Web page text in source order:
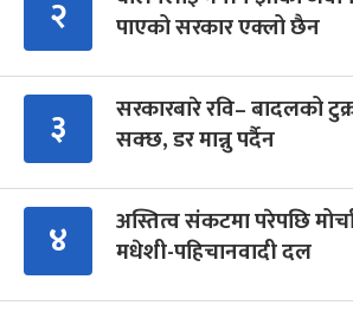
२
पाएको सरकार एक्लो छैन
३
सरकारबारे रवि– बादलको
सक्छ, डर मान्नु पर्दैन
४
अस्तित्व संकटमा परेपछि
मधेशी-पहिचानवादी दल